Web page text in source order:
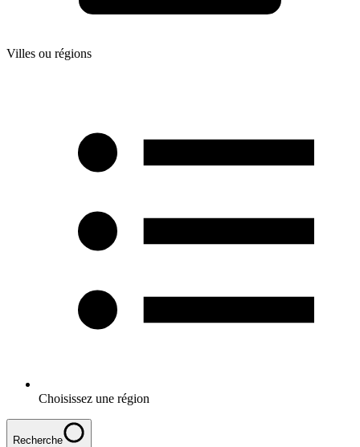
Villes ou régions
Choisissez une région
Recherche